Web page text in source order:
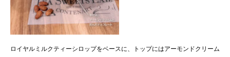
ロイヤルミルクティーシロップをベースに、トップにはアーモンドクリーム